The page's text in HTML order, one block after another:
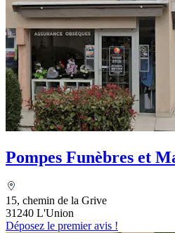
Pompes Funèbres et
15, chemin de la Grive
31240 L'Union
Déposez le premier avis !